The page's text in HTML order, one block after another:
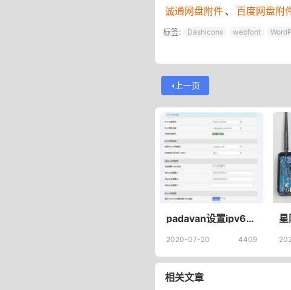
诚通网盘附件 、 百度网盘附
标签: Dashicons webfont
上一页
padavan设置ipv6并开启动态ddns实现DDNS解析ipv6,padavan设置域名解析ipv6
2020-07-20 4409
相关文章